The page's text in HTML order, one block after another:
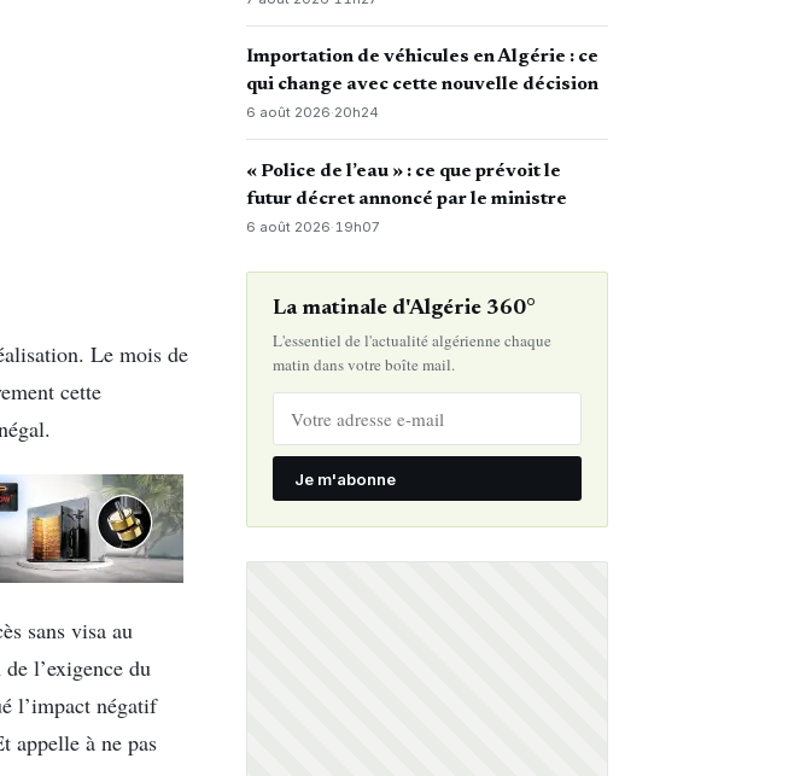
Le mois de
cette
sans visa au
l’exigence du
l’impact négatif
appelle à ne pas
Importation de véhicules en Algérie : ce
qui change avec cette nouvelle décision
6 août 2026·20h24
« Police de l’eau » : ce que prévoit le
futur décret annoncé par le ministre
6 août 2026· 19h07
La matinale d'Algérie 360°
L'essentiel de l'actualité algérienne chaque
matin dans votre boîte mail.
Je m'abonne